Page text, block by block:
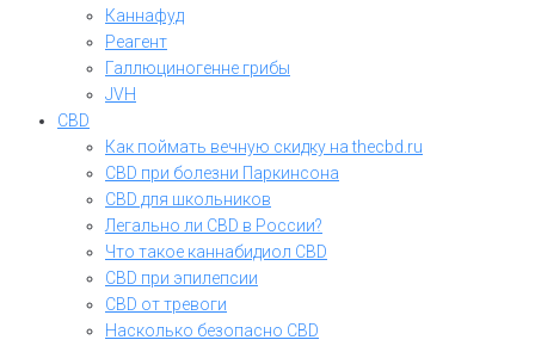
Каннафуд
Реагент
Галлюциногенне грибы
JVH
CBD
Как поймать вечную скидку на thecbd.ru
CBD при болезни Паркинсона
CBD для школьников
Легально ли CBD в России?
Что такое каннабидиол CBD
CBD при эпилепсии
CBD от тревоги
Насколько безопасно CBD